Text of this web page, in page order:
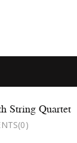
String Quartet
(0)